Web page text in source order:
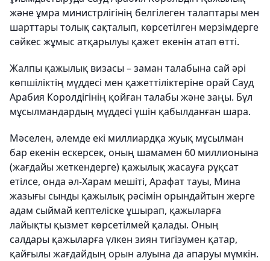
және ұмра министрлігінің белгілеген талаптары мен
шарттары толық сақталып, көрсетілген мерзімдерге
сәйкес жұмыс атқарылуы қажет екенін атап өтті.
Жалпы қажылық визасы – заман талабына сай әрі
көпшіліктің мүддесі мен қажеттіліктеріне орай Сауд
Арабия Королдігінің қойған талабы және заңы. Бұл
мұсылмандардың мүддесі үшін қабылданған шара.
Мәселен, әлемде екі миллиардқа жуық мұсылман
бар екенін ескерсек, оның шамамен 60 миллионына
(жағдайы жеткендерге) қажылық жасауға рұқсат
етілсе, онда әл-Харам мешіті, Арафат тауы, Мина
жазығы сынды қажылық рәсімін орындайтын жерге
адам сыймай кептеліске ұшырап, қажыларға
лайықты қызмет көрсетілмей қалады. Оның
салдары қажыларға үлкен зиян тигізумен қатар,
қайғылы жағдайдың орын алуына да апаруы мүмкін.